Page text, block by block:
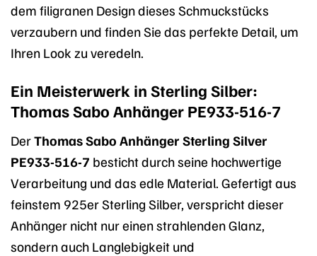
dem filigranen Design dieses Schmuckstücks
verzaubern und finden Sie das perfekte Detail, um
Ihren Look zu veredeln.
Ein Meisterwerk in Sterling Silber:
Thomas Sabo Anhänger PE933-516-7
DerThomas Sabo Anhänger Sterling Silver
PE933-516-7 besticht durch seine hochwertige
Verarbeitung und das edle Material. Gefertigt aus
feinstem 925er Sterling Silber, verspricht dieser
Anhänger nicht nur einen strahlenden Glanz,
sondern auch Langlebigkeit und